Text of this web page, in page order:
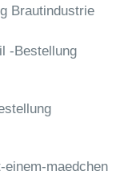
Brautindustrie
-Bestellung
maedchen